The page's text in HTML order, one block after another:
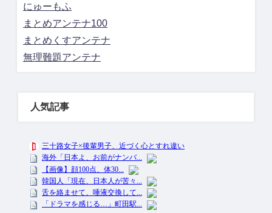
にゅーもふ
まとめアンテナ100
まとめくすアンテナ
無理難題アンテナ
人気記事